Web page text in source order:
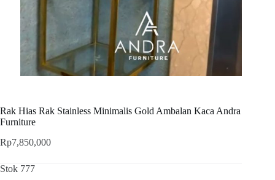
Rak Hias Rak Stainless Minimalis Gold Ambalan Kaca Andra
Furniture
Rp7,850,000
Stok 777